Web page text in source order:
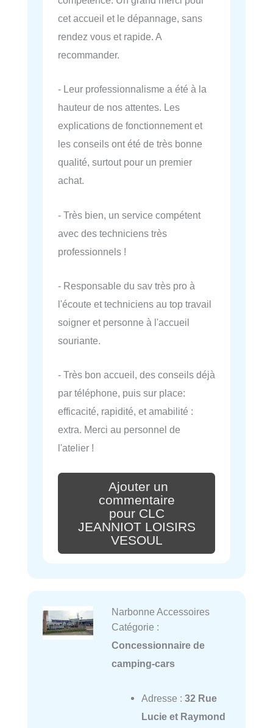
cet accueil et le dépannage, sans
rendez vous et rapide. A
recommander.
- Leur professionnalisme a été à la
hauteur de nos attentes. Les
explications de fonctionnement et
les conseils ont été de très bonne
qualité, surtout pour un premier
achat.
- Très bien, un service compétent
avec des techniciens très
professionnels !
- Responsable du sav très pro à
l'écoute et techniciens au top travail
soigner et personne à l'accueil
souriante.
- Très bon accueil, des conseils déjà
par téléphone, puis sur place:
efficacité, rapidité, et amabilité :
extra. Merci au personnel de
l'atelier !
Ajouter un
commentaire
pour CLC
JEANNIOT LOISIRS
VESOUL
Narbonne Accessoires
Catégorie :
Concessionnaire de
camping-cars
Adresse : 32 Rue
Lucie et Raymond